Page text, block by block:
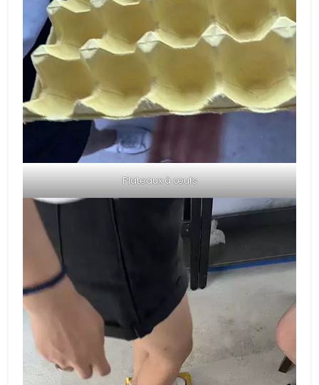
Plateaux à œufs